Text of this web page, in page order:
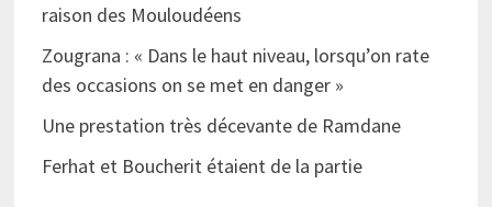
raison des Mouloudéens
Zougrana : « Dans le haut niveau, lorsqu’on rate
des occasions on se met en danger »
Une prestation très décevante de Ramdane
Ferhat et Boucherit étaient de la partie